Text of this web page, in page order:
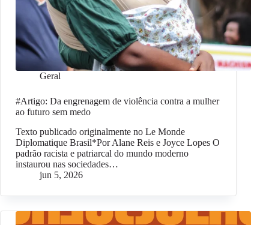
Geral
#Artigo: Da engrenagem de violência contra a mulher
ao futuro sem medo
Texto publicado originalmente no Le Monde
Diplomatique Brasil*Por Alane Reis e Joyce Lopes O
padrão racista e patriarcal do mundo moderno
instaurou nas sociedades…
jun 5, 2026